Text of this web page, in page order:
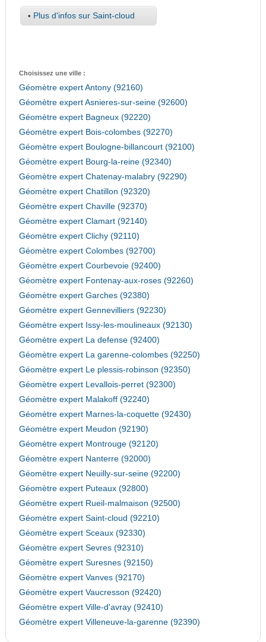
• Plus d'infos sur Saint-cloud
Choisissez une ville :
Géomètre expert Antony (92160)
Géomètre expert Asnieres-sur-seine (92600)
Géomètre expert Bagneux (92220)
Géomètre expert Bois-colombes (92270)
Géomètre expert Boulogne-billancourt (92100)
Géomètre expert Bourg-la-reine (92340)
Géomètre expert Chatenay-malabry (92290)
Géomètre expert Chatillon (92320)
Géomètre expert Chaville (92370)
Géomètre expert Clamart (92140)
Géomètre expert Clichy (92110)
Géomètre expert Colombes (92700)
Géomètre expert Courbevoie (92400)
Géomètre expert Fontenay-aux-roses (92260)
Géomètre expert Garches (92380)
Géomètre expert Gennevilliers (92230)
Géomètre expert Issy-les-moulineaux (92130)
Géomètre expert La defense (92400)
Géomètre expert La garenne-colombes (92250)
Géomètre expert Le plessis-robinson (92350)
Géomètre expert Levallois-perret (92300)
Géomètre expert Malakoff (92240)
Géomètre expert Marnes-la-coquette (92430)
Géomètre expert Meudon (92190)
Géomètre expert Montrouge (92120)
Géomètre expert Nanterre (92000)
Géomètre expert Neuilly-sur-seine (92200)
Géomètre expert Puteaux (92800)
Géomètre expert Rueil-malmaison (92500)
Géomètre expert Saint-cloud (92210)
Géomètre expert Sceaux (92330)
Géomètre expert Sevres (92310)
Géomètre expert Suresnes (92150)
Géomètre expert Vanves (92170)
Géomètre expert Vaucresson (92420)
Géomètre expert Ville-d'avray (92410)
Géomètre expert Villeneuve-la-garenne (92390)